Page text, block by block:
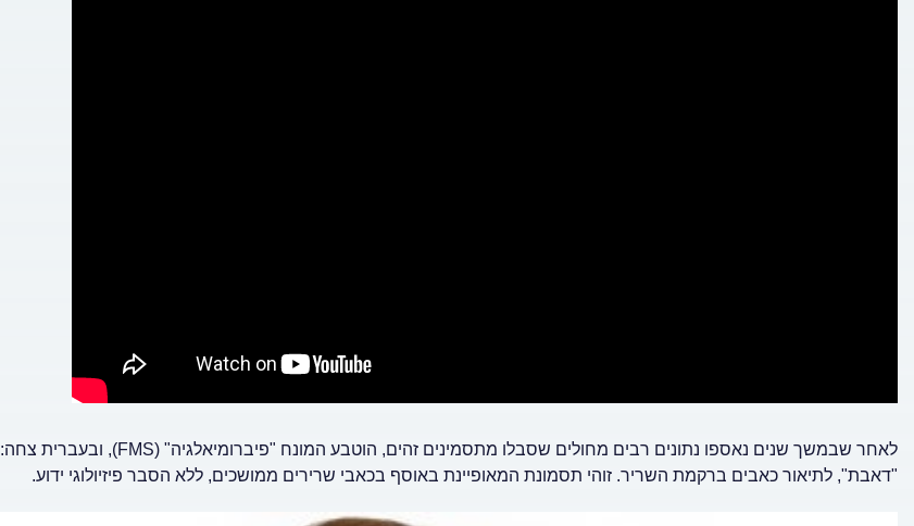
לאחר שבמשך שנים נאספו נתונים רבים מחולים שסבלו מתסמינים זהים, הוטבע המונח "פיברומיאלגיה" (FMS), ובעברית צחה:
"דאבת", לתיאור כאבים ברקמת השריר. זוהי תסמונת המאופיינת באוסף בכאבי שרירים ממושכים, ללא הסבר פיזיולוגי ידוע.